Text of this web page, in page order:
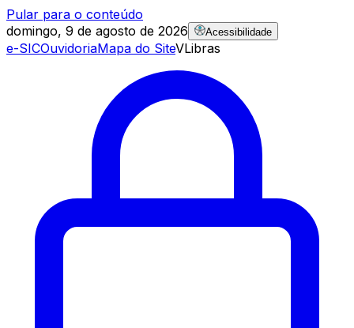
Pular para o conteúdo
domingo, 9 de agosto de 2026
Acessibilidade
e-SICOuvidoriaMapa do SiteVLibras